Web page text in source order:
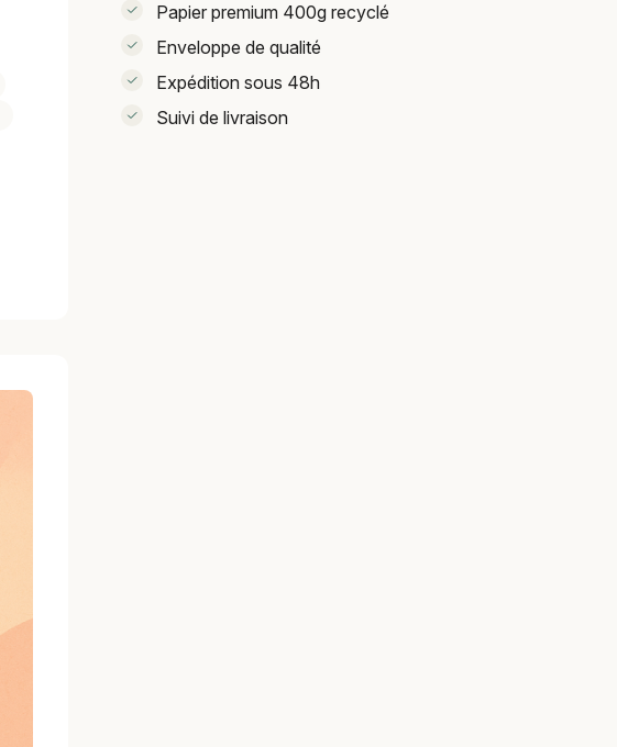
Papier premium 400g recyclé
Enveloppe de qualité
Expédition sous 48h
Suivi de livraison